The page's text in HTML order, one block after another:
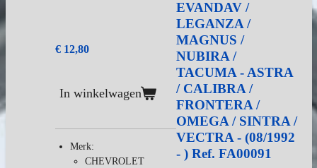
EVANDAV /
LEGANZA /
MAGNUS /
NUBIRA /
TACUMA - ASTRA
/ CALIBRA /
FRONTERA /
OMEGA / SINTRA /
VECTRA - (08/1992
- ) Ref. FA00091
€ 12,80
In winkelwagen
Merk:
CHEVROLET